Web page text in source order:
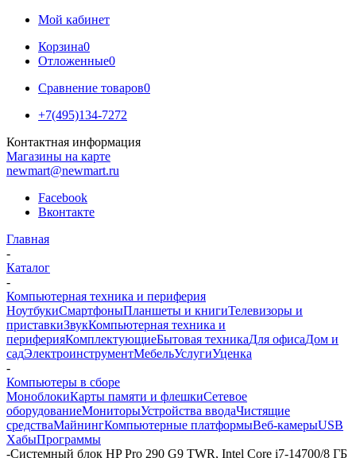
Мой кабинет
Корзина0
Отложенные0
Сравнение товаров0
+7(495)134-7272
Контактная информация
Магазины на карте
newmart@newmart.ru
Facebook
Вконтакте
Главная
-
Каталог
-
Компьютерная техника и периферия
НоутбукиСмартфоныПланшеты и книгиТелевизоры и
приставкиЗвукКомпьютерная техника и
периферияКомплектующиеБытовая техникаДля офисаДом и
садЭлектроинструментМебельУслугиУценка
-
Компьютеры в сборе
МоноблокиКарты памяти и флешкиСетевое
оборудованиеМониторыУстройства вводаЧистящие
средстваМайнингКомпьютерные платформыВеб-камерыUSB
ХабыПрограммы
-Системный блок HP Pro 290 G9 TWR, Intel Core i7-14700/8 ГБ